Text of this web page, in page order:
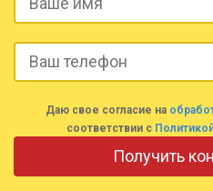
Даю свое согласие на
соответствии с